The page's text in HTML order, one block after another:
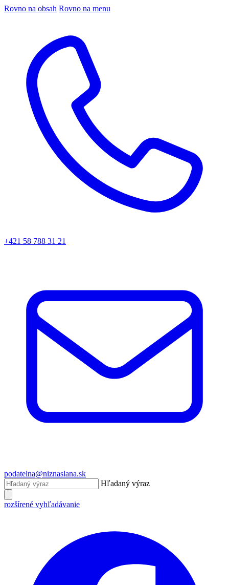
Rovno na obsah Rovno na menu
+421 58 788 31 21
podatelna@niznaslana.sk
Hľadaný výraz
rozšírené vyhľadávanie